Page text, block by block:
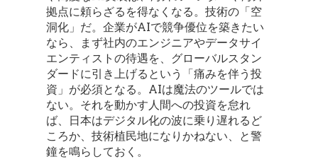
拠点に頼らざるを得なくなる。技術の「空
洞化」だ。企業がAIで競争優位を築きたい
なら、まず社内のエンジニアやデータサイ
エンティストの待遇を、グローバルスタン
ダードに引き上げるという「痛みを伴う投
資」が必須となる。AIは魔法のツールでは
ない。それを動かす人間への投資を怠れ
ば、日本はデジタル化の波に乗り遅れるど
ころか、技術植民地になりかねない、と警
鐘を鳴らしておく。